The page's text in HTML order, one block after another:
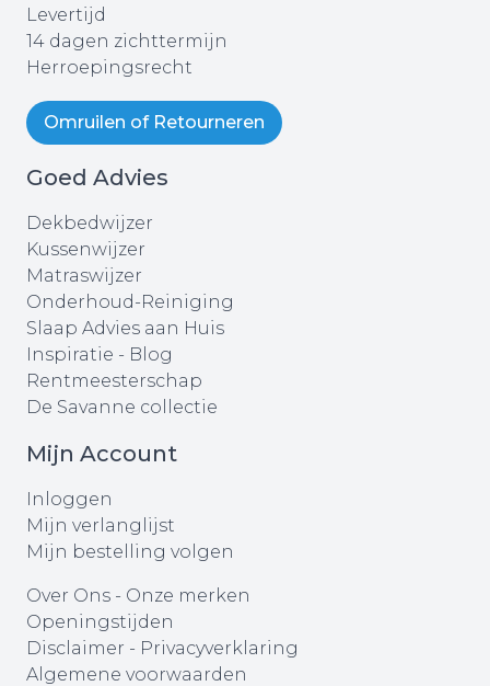
Levertijd
14 dagen zichttermijn
Herroepingsrecht
Omruilen of Retourneren
Goed Advies
Dekbedwijzer
Kussenwijzer
Matraswijzer
Onderhoud-Reiniging
Slaap Advies aan Huis
Inspiratie - Blog
Rentmeesterschap
De Savanne collectie
Mijn Account
Inloggen
Mijn verlanglijst
Mijn bestelling volgen
Over Ons - Onze merken
Openingstijden
Disclaimer - Privacyverklaring
Algemene voorwaarden